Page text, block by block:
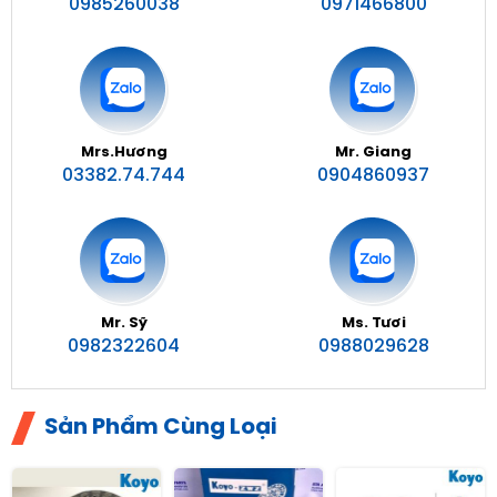
0985260038 0971466800
Mrs.Hương
03382.74.744
Mr. Giang
0904860937
Mr. Sỹ
0982322604
Ms. Tươi
0988029628
Sản Phẩm Cùng Loại